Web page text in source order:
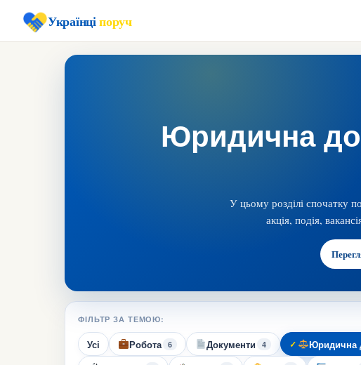
Українціпоруч
Юридична
У цьому розділі спочатку
акція, подія,
ФІЛЬТР ЗА ТЕМОЮ:
Усі Робота 6 Документи 4 Юридична